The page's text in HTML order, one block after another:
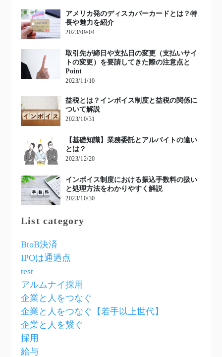
アメリカ発のディスカバーカードとは？特
長や魅力を紹介
2023/09/04
取引先が締日や支払日の変更（支払いサイ
トの変更）を要請してきた際の注意点と
Point
2023/11/10
益税とは？インボイス制度と益税の関係に
ついて解説
2023/10/31
【基礎知識】業務委託とアルバイトの違い
とは？
2023/12/20
インボイス制度における振込手数料の扱い
と処理方法をわかりやすく解説
2023/10/30
List category
BtoB決済
IPOは通過点
test
アルムナイ採用
企業と人をつなぐ
企業と人をつなぐ【若手以上世代】
企業と人を繋ぐ
採用
給与